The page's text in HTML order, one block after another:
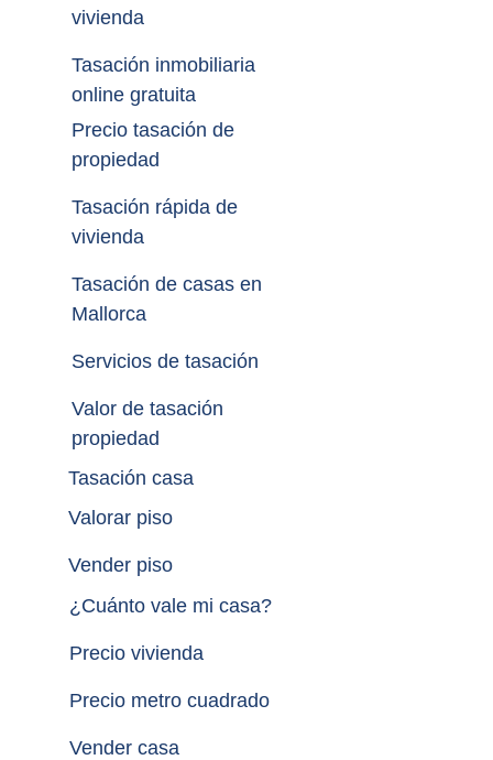
vivienda
Tasación inmobiliaria
online gratuita
Precio tasación de
propiedad
Tasación rápida de
vivienda
Tasación de casas en
Mallorca
Servicios de tasación
Valor de tasación
propiedad
Tasación casa
Valorar piso
¿Cuánto vale mi casa?
Precio vivienda
Precio metro cuadrado
Vender casa
Vender piso